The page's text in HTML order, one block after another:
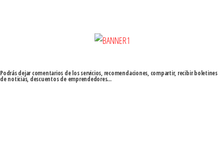
Podrás dejar comentarios de los servicios, recomendaciones, compartir, recibir boletines
de noticias, descuentos de emprendedores...